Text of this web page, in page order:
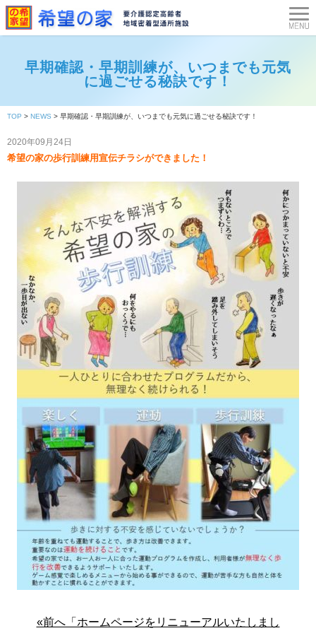
早期確認・早期訓練が、いつまでも元気
に過ごせる秘訣です！
TOP > NEWS > 早期確認・早期訓練が、いつまでも元気に過ごせる秘訣です！
2020年09月24日
希望の家の歩行訓練用宣伝チラシができました！
«前へ「ホームページをリニューアルいたしまし